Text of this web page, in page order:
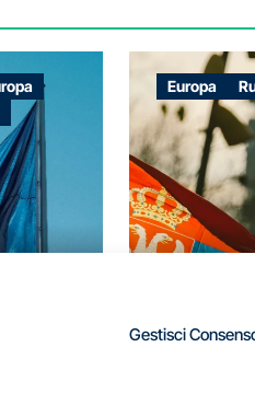
Gestisci
IL
Europa